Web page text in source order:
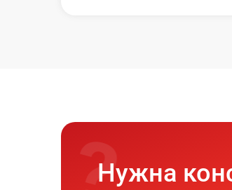
Нужна